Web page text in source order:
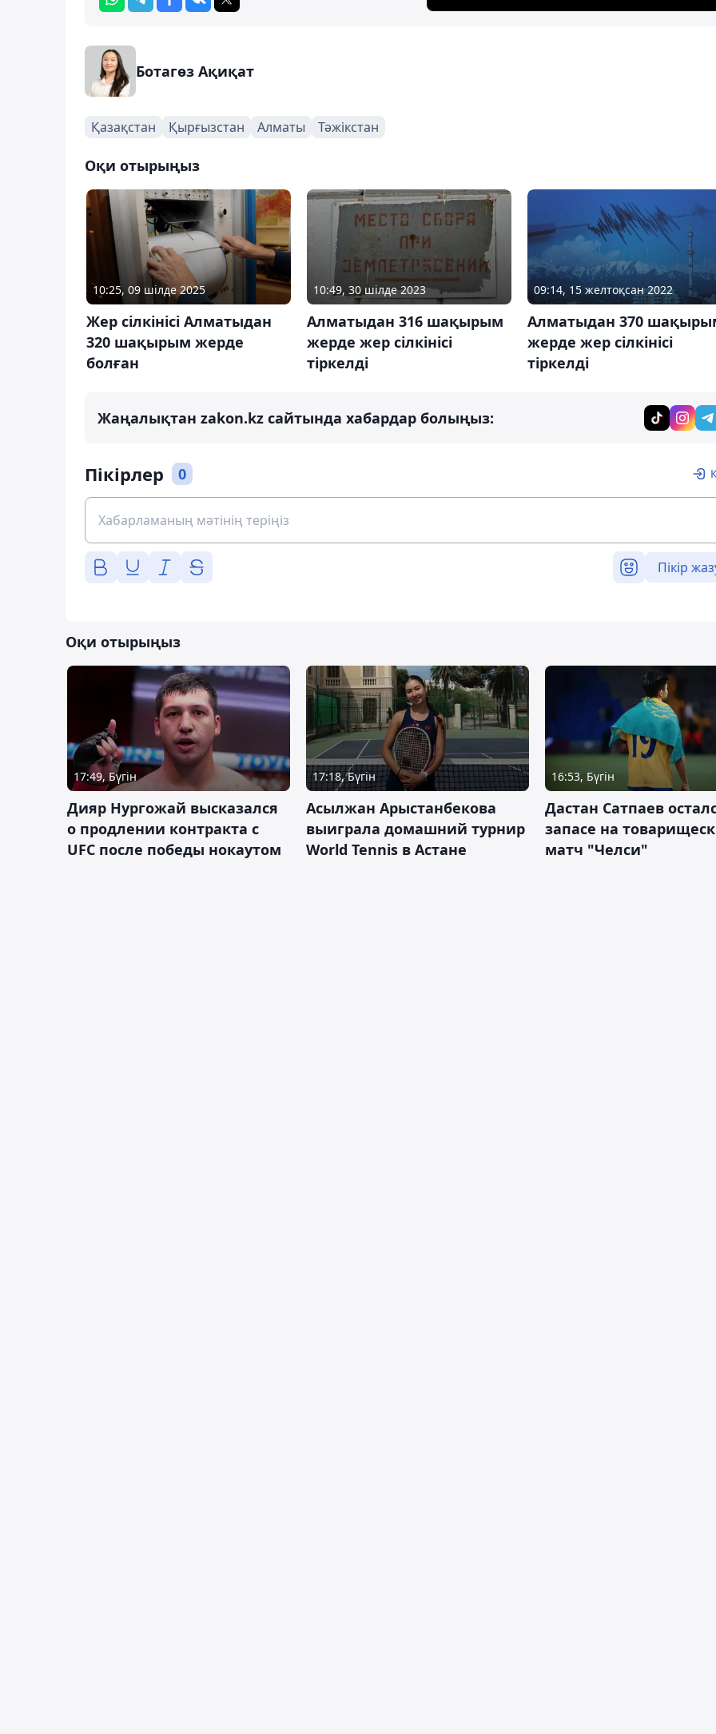
Ботагөз Ақиқат
Қазақстан Қырғызстан Алматы Тәжікстан
Оқи отырыңыз
10:25, 09 шілде 2025
Жер сілкінісі Алматыдан
320 шақырым жерде
болған
10:49, 30 шілде 2023
Алматыдан 316 шақырым
жерде жер сілкінісі
тіркелді
09:14, 15 желтоқсан 2022
Алматыдан 370
жерде жер сілкінісі
тіркелді
Жаңалықтан zakon.kz сайтында хабардар болыңыз:
Пікірлер 0
Пікір
Оқи отырыңыз
17:49, Бүгін
Дияр Нургожай высказался
о продлении контракта с
UFC после победы нокаутом
17:18, Бүгін
Асылжан Арыстанбекова
выиграла домашний турнир
World Tennis в Астане
16:53, Бүгін
Дастан Сатпаев
запасе на
матч "Челси"